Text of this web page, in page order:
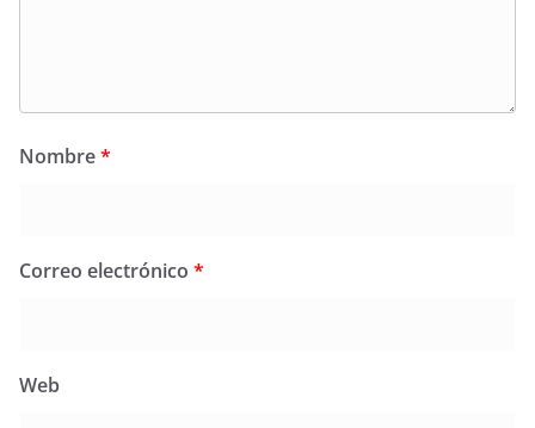
Nombre*
Correo electrónico *
Web